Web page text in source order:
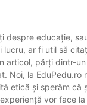
despre educație,
lucru, ar fi util să
articol, părți dintr-
Noi, la EduPedu.ro
etică și sperăm că
vor face